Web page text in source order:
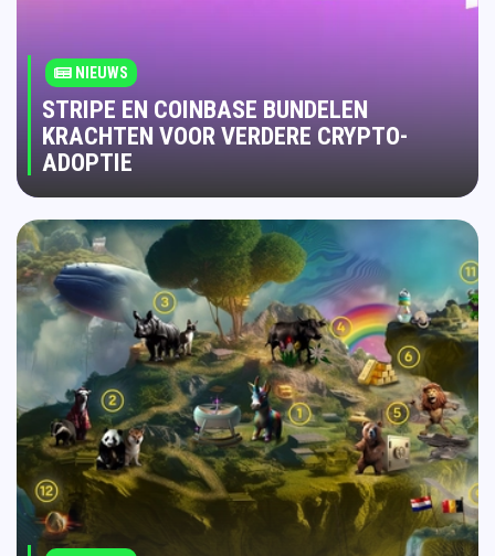
NIEUWS
STRIPE EN COINBASE BUNDELEN
KRACHTEN VOOR VERDERE CRYPTO-
ADOPTIE